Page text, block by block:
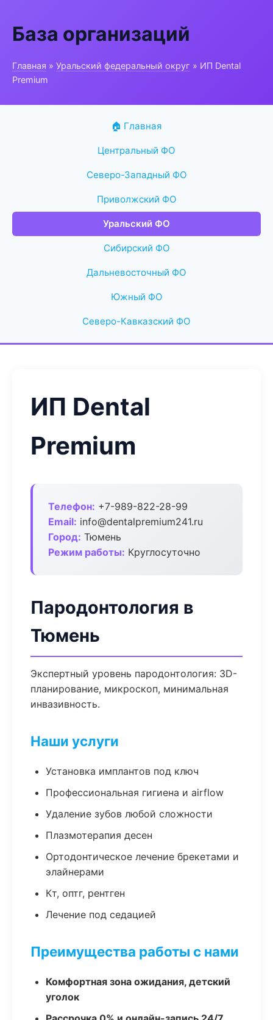
База организаций
Главная » Уральский федеральный округ » ИП Dental
Premium
🏠 Главная
Центральный ФО
Северо-Западный ФО
Приволжский ФО
Уральский ФО
Сибирский ФО
Дальневосточный ФО
Южный ФО
Северо-Кавказский ФО
ИП Dental
Premium
Телефон: +7-989-822-28-99
Email: info@dentalpremium241.ru
Город: Тюмень
Режим работы: Круглосуточно
Пародонтология в
Тюмень
Экспертный уровень пародонтология: 3D-
планирование, микроскоп, минимальная
инвазивность.
Наши услуги
Установка имплантов под ключ
Профессиональная гигиена и airflow
Удаление зубов любой сложности
Плазмотерапия десен
Ортодонтическое лечение брекетами и
элайнерами
Кт, оптг, рентген
Лечение под седацией
Преимущества работы с нами
Комфортная зона ожидания, детский
уголок